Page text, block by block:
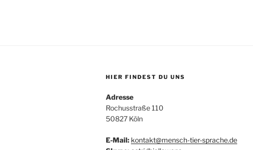
HIER FINDEST DU UNS
Adresse
Rochusstraße 110
50827 Köln
E-Mail: kontakt@mensch-tier-sprache.de